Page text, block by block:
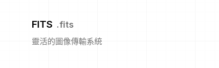
FITS .fits
靈活的圖像傳輸系統